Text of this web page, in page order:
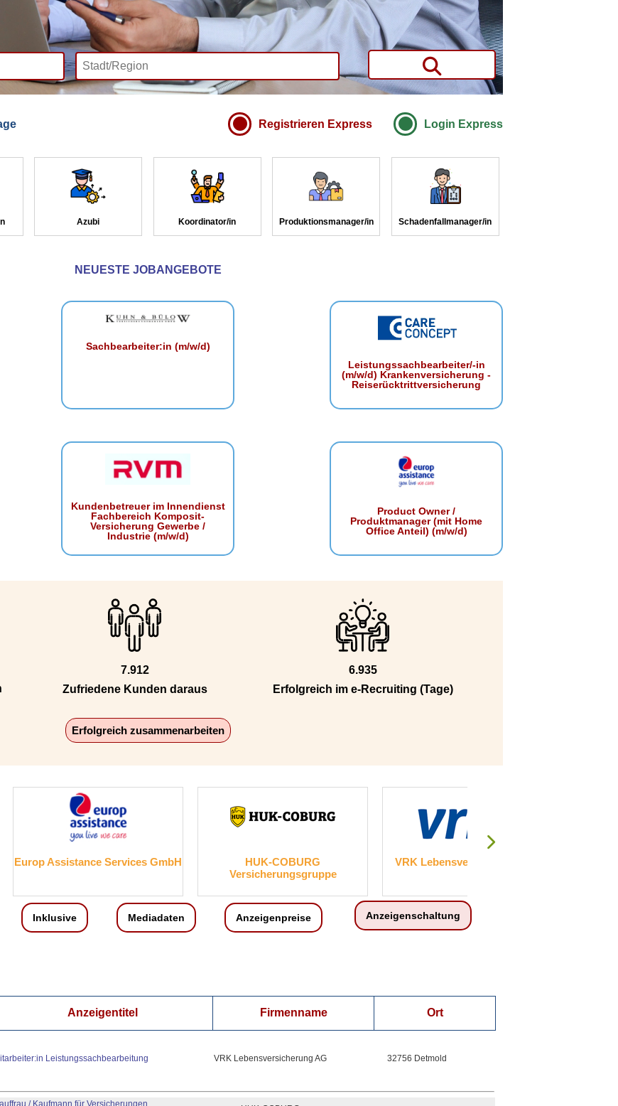
Registrieren Express Login Express
Azubi Koordinator/in Produktionsmanager/in Schadenfallmanager/in
NEUESTE JOBANGEBOTE
Sachbearbeiter:in (m/w/d)
Leistungssachbearbeiter/-in
(m/w/d) Krankenversicherung -
Reiserücktrittversicherung
Kundenbetreuer im Innendienst
Fachbereich Komposit-
Versicherung Gewerbe /
Industrie (m/w/d)
Product Owner /
Produktmanager (mit Home
Office Anteil) (m/w/d)
7.912
Zufriedene Kunden daraus
6.935
Erfolgreich im e-Recruiting (Tage)
Erfolgreich zusammenarbeiten
Europ Assistance Services GmbH
HUK-COBURG
Versicherungsgruppe
VRK Lebensversicherung AG
Inklusive Mediadaten Anzeigenpreise Anzeigenschaltung
Anzeigentitel Firmenname Ort
Leistungssachbearbeitung VRK Lebensversicherung AG 32756 Detmold
/ Kaufmann für Versicherungen